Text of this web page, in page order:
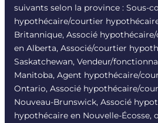
suivants selon la province : Sous-
hypothécaire/courtier
Britannique, Associé
en Alberta, Associé/courtier
Saskatchewan, Vendeur/
Manitoba, Agent hypothécaire/
Ontario, Associé hypothécaire/
Nouveau-Brunswick, Associé
hypothécaire en Nouvelle-Écosse,